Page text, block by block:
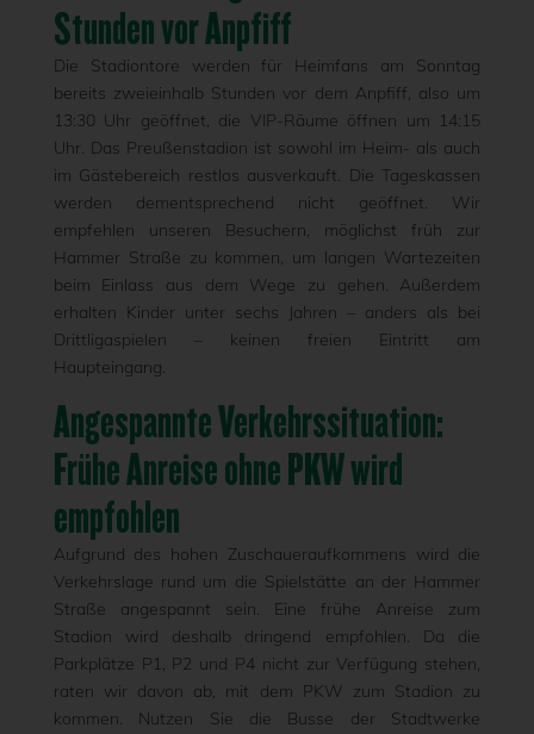
Stunden vor Anpfiff
Die Stadiontore werden für Heimfans am Sonntag
bereits zweieinhalb Stunden vor dem Anpfiff, also um
13:30 Uhr geöffnet, die VIP-Räume öffnen um 14:15
Uhr. Das Preußenstadion ist sowohl im Heim- als auch
im Gästebereich restlos ausverkauft. Die Tageskassen
werden dementsprechend nicht geöffnet. Wir
empfehlen unseren Besuchern, möglichst früh zur
Hammer Straße zu kommen, um langen Wartezeiten
beim Einlass aus dem Wege zu gehen. Außerdem
erhalten Kinder unter sechs Jahren – anders als bei
Drittligaspielen – keinen freien Eintritt am
Haupteingang.
Angespannte Verkehrssituation:
Frühe Anreise ohne PKW wird
empfohlen
Aufgrund des hohen Zuschaueraufkommens wird die
Verkehrslage rund um die Spielstätte an der Hammer
Straße angespannt sein. Eine frühe Anreise zum
Stadion wird deshalb dringend empfohlen. Da die
Parkplätze P1, P2 und P4 nicht zur Verfügung stehen,
raten wir davon ab, mit dem PKW zum Stadion zu
kommen. Nutzen Sie die Busse der Stadtwerke